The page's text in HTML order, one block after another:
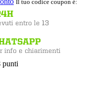
Il tuo codice coupon è:
punti